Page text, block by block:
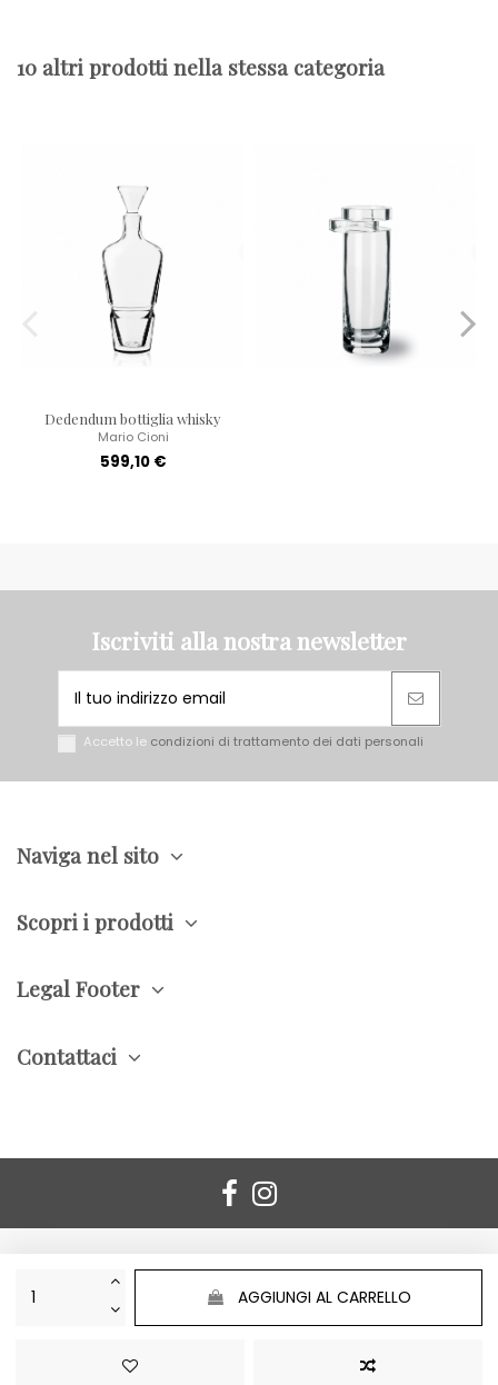
AGGIUNGI AL CARRELLO
10 altri prodotti nella stessa categoria
Dedendum bottiglia whisky
Mario Cioni
599,10 €
Iscriviti alla nostra newsletter
Accetto le condizioni di trattamento dei dati personali
Naviga nel sito
Scopri i prodotti
Legal Footer
Contattaci